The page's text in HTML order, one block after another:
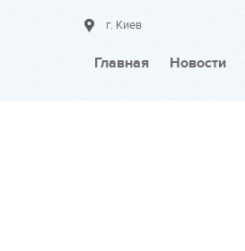
г. Киев
Главная Новости